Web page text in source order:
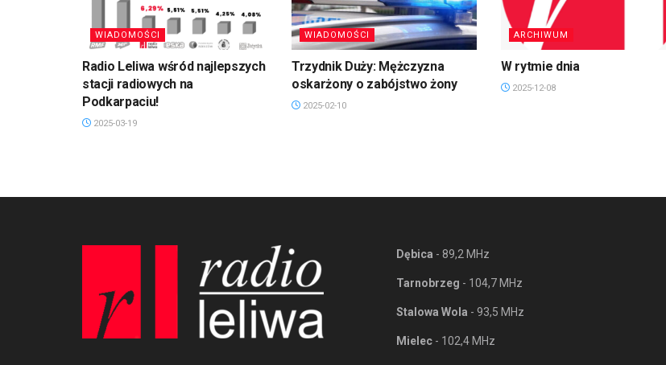
WIADOMOŚCI
Radio Leliwa wśród najlepszych
stacji radiowych na
Podkarpaciu!
2025-03-19
WIADOMOŚCI
Trzydnik Duży: Mężczyzna
oskarżony o zabójstwo żony
2025-02-10
ARCHIWUM
W rytmie dnia
2025-12-08
Dębica - 89,2 MHz
Tarnobrzeg - 104,7 MHz
Stalowa Wola - 93,5 MHz
Mielec - 102,4 MHz